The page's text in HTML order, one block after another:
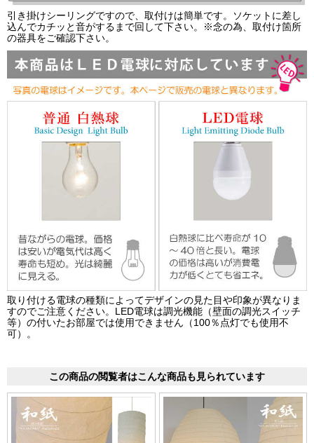
引き掛けシーリングですので、取付けは簡単です。ソケットに差し
込んでカチッと音がするまで回して下さい。※念の為、取付け箇所
の器具をご確認下さい。
取り付ける電球の種類によってデザインの見た目や印象が異なりま
すのでご注意ください。LED電球は調光機能（壁面の調光スイッチ
等）の付いたお部屋では使用できません（100％点灯でも使用不
可）。
この商品の閲覧者はこんな商品も見られています